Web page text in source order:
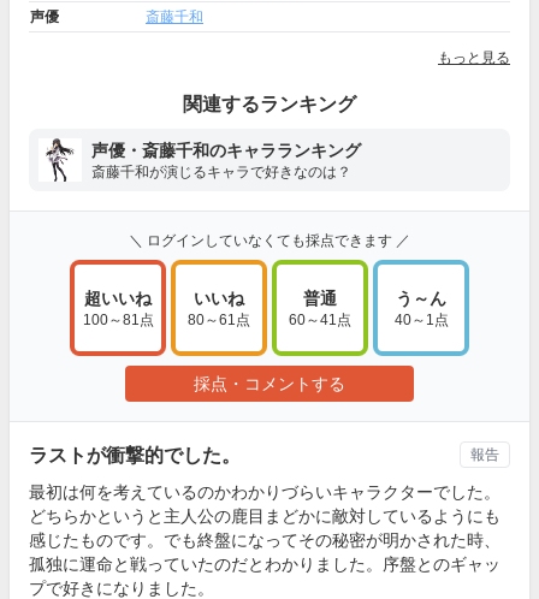
声優
斎藤千和
もっと見る
関連するランキング
声優・斎藤千和のキャラランキング
斎藤千和が演じるキャラで好きなのは？
＼ ログインしていなくても採点できます ／
超いいね
100～81点
いいね
80～61点
普通
60～41点
う～ん
40～1点
採点・コメントする
ラストが衝撃的でした。
最初は何を考えているのかわかりづらいキャラクターでした。
どちらかというと主人公の鹿目まどかに敵対しているようにも
感じたものです。でも終盤になってその秘密が明かされた時、
孤独に運命と戦っていたのだとわかりました。序盤とのギャッ
プで好きになりました。
報告